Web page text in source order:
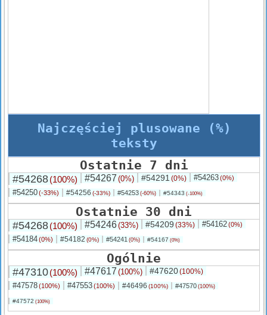
Najczęściej plusowane (%)
teksty
Ostatnie 7 dni
#54268(100%) #54267 (0%) #54291 (0%) #54263(0%)
#54250(-33%) #54256 (-33%) #54253 (-60%) #54343 (-100%)
Ostatnie 30 dni
#54268(100%) #54246(33%) #54209 (33%) #54162(0%)
#54184(0%) #54182 (0%) #54241 (0%) #54167 (0%)
Ogólnie
#47310(100%) #47617 (100%) #47620(100%)
#47578(100%) #47553(100%) #46496 (100%) #47570 (100%)
#47572 (100%)